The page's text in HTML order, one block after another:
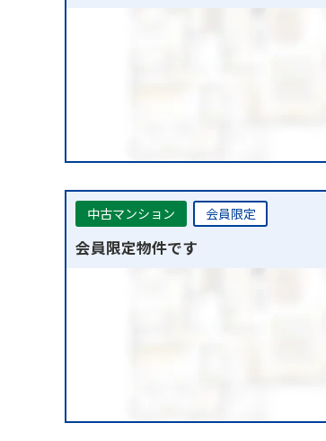
中古マンション 会員限定
会員限定物件です